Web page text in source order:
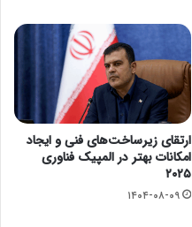
ارتقای زیرساخت‌های فنی و ایجاد
امکانات بهتر در المپیک فناوری
۲۰۲۵
۱۴۰۴-۰۸-۰۹